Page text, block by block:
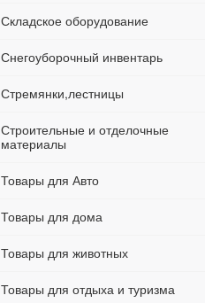
Складское оборудование
Снегоуборочный инвентарь
Стремянки,лестницы
Строительные и отделочные
материалы
Товары для Авто
Товары для дома
Товары для животных
Товары для отдыха и туризма